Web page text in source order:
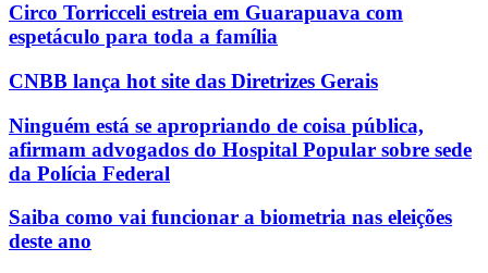
Circo Torricceli estreia em Guarapuava com
espetáculo para toda a família
CNBB lança hot site das Diretrizes Gerais
Ninguém está se apropriando de coisa pública,
afirmam advogados do Hospital Popular sobre sede
da Polícia Federal
Saiba como vai funcionar a biometria nas eleições
deste ano